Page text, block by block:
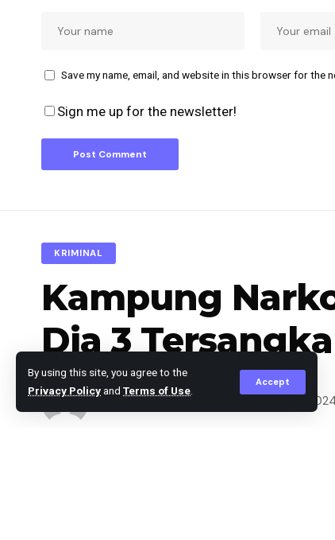
By using this site, you agree to the
Privacy Policyand Terms of Use
Accept
Save my name, email, and website in this browser for the
Sign me up for the newsletter!
KRIMINAL
Kampung
Dia 3
Agus Leo Published September 27, 2024